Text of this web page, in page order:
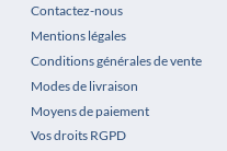
Contactez-nous
Mentions légales
Conditions générales de vente
Modes de livraison
Moyens de paiement
Vos droits RGPD